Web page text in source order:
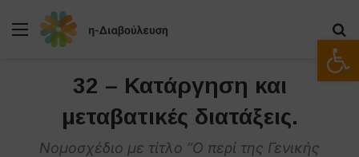
Μενού
32 – Κατάργηση και
μεταβατικές διατάξεις.
Νομοσχέδιο με τίτλο “Ο περί της Γενικής